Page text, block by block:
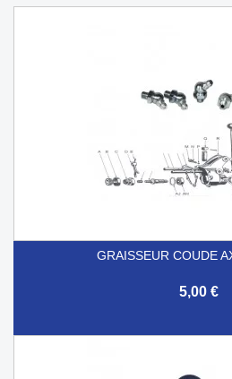
GRAISSEUR COUDE
5,00 €